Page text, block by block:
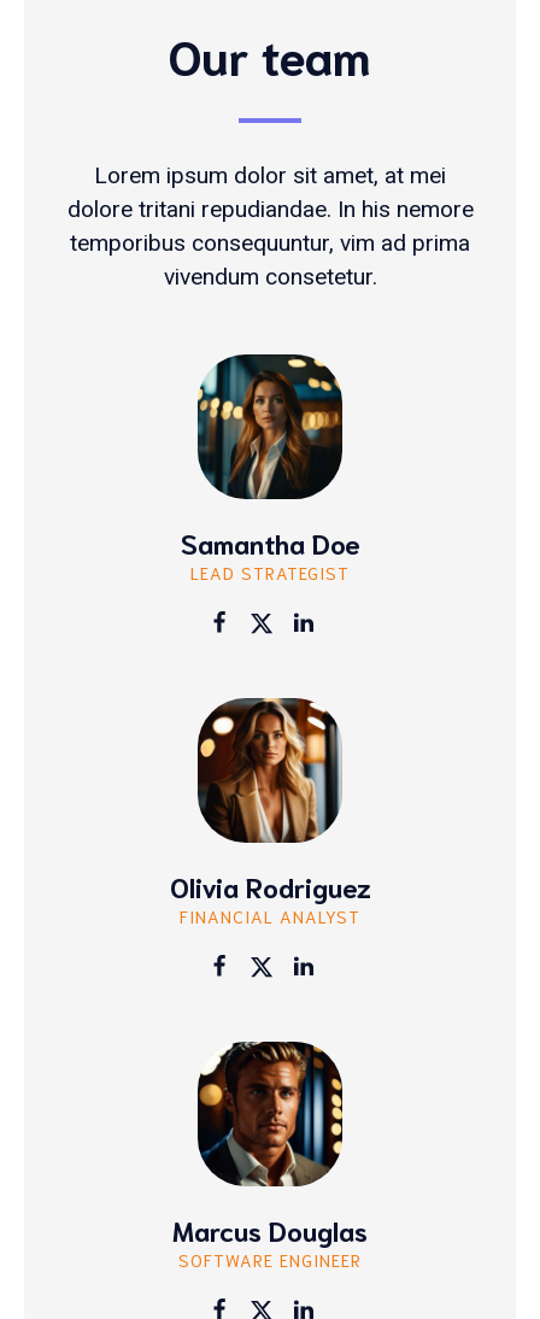
Our team
Lorem ipsum dolor sit amet, at mei
dolore tritani repudiandae. In his nemore
temporibus consequuntur, vim ad prima
vivendum consetetur.
Samantha Doe
LEAD STRATEGIST
Olivia Rodriguez
FINANCIAL ANALYST
Marcus Douglas
SOFTWARE ENGINEER